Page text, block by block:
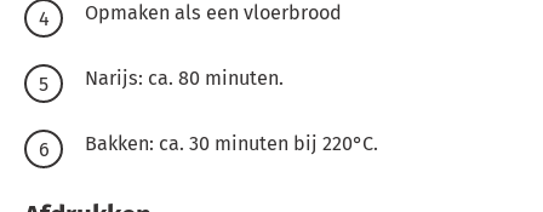
Opmaken als een vloerbrood
Narijs: ca. 80 minuten.
Bakken: ca. 30 minuten bij 220°C.